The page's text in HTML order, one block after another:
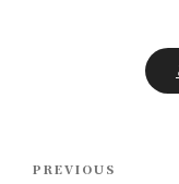
Previous
PREVIOUS